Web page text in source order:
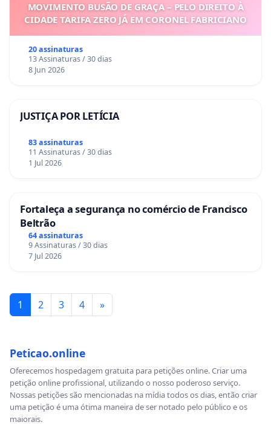
MOVIMENTO BUSÃO DE GRAÇA – PELO DIREITO À
CIDADE TARIFA ZERO JÁ EM CORONEL FABRICIANO
20 assinaturas
13 Assinaturas / 30 dias
8 Jun 2026
JUSTIÇA POR LETÍCIA
83 assinaturas
11 Assinaturas / 30 dias
1 Jul 2026
Fortaleça a segurança no comércio de Francisco
Beltrão
64 assinaturas
9 Assinaturas / 30 dias
7 Jul 2026
1 2 3 4 »
Peticao.online
Oferecemos hospedagem gratuita para petições online. Criar uma
petição online profissional, utilizando o nosso poderoso serviço.
Nossas petições são mencionadas na mídia todos os dias, então criar
uma petição é uma ótima maneira de ser notado pelo público e os
maiorais.